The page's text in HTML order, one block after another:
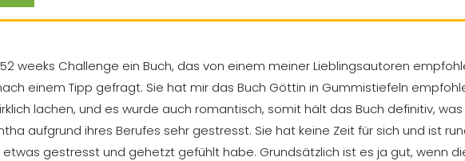
weeks Challenge ein Buch, das von einem meiner Lieblingsautoren
einem Tipp gefragt. Sie hat mir das Buch Göttin in Gummistiefeln
lachen, und es wurde auch romantisch, somit hält das Buch definitiv,
aufgrund ihres Berufes sehr gestresst. Sie hat keine Zeit für sich und ist
gestresst und gehetzt gefühlt habe. Grundsätzlich ist es ja gut, wenn